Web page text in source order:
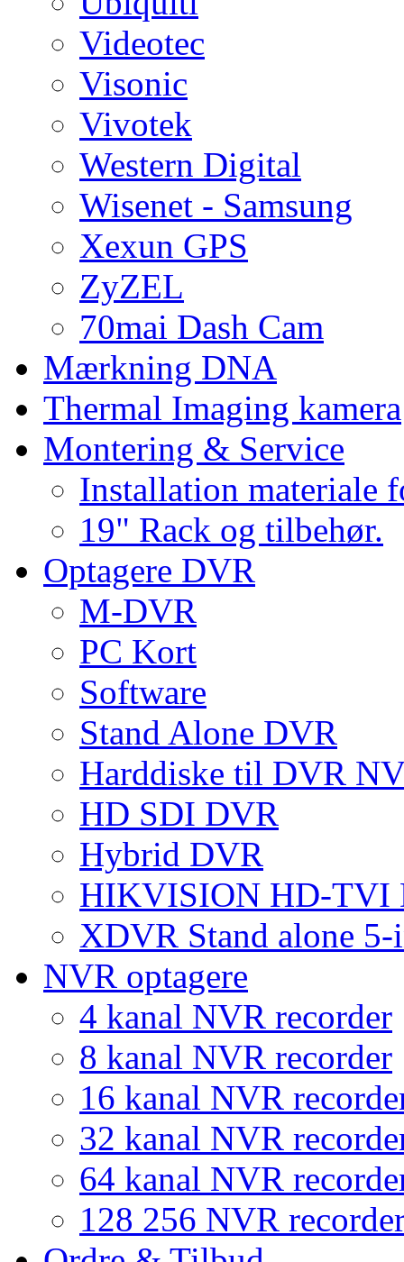
Videotec
Visonic
Vivotek
Western Digital
Wisenet - Samsung
Xexun GPS
ZyZEL
70mai Dash Cam
Mærkning DNA
Thermal Imaging kamera
Montering & Service
Installation materiale
19" Rack og tilbehør.
Optagere DVR
M-DVR
PC Kort
Software
Stand Alone DVR
Harddiske til DVR
HD SDI DVR
Hybrid DVR
HIKVISION HD-TVI
XDVR Stand alone 5-
NVR optagere
4 kanal NVR recorder
8 kanal NVR recorder
16 kanal NVR
32 kanal NVR
64 kanal NVR
128 256 NVR